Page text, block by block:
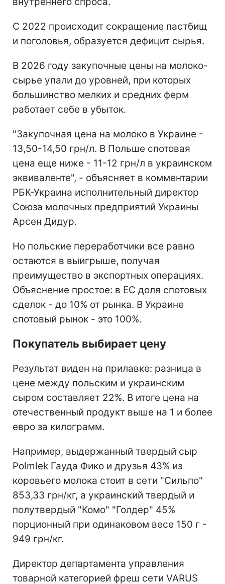
С 2022 происходит сокращение пастбищ
и поголовья, образуется дефицит сырья.
В 2026 году закупочные цены на молоко-
сырье упали до уровней, при которых
большинство мелких и средних ферм
работает себе в убыток.
"Закупочная цена на молоко в Украине -
13,50-14,50 грн/л. В Польше спотовая
цена еще ниже - 11-12 грн/л в украинском
эквиваленте", - объясняет в комментарии
РБК-Украина исполнительный директор
Союза молочных предприятий Украины
Арсен Дидур.
Но польские переработчики все равно
остаются в выигрыше, получая
преимущество в экспортных операциях.
Объяснение простое: в ЕС доля спотовых
сделок - до 10% от рынка. В Украине
спотовый рынок - это 100%.
Покупатель выбирает цену
Результат виден на прилавке: разница в
цене между польским и украинским
сыром составляет 22%. В итоге цена на
отечественный продукт выше на 1 и более
евро за килограмм.
Например, выдержанный твердый сыр
Polmlek Гауда Фико и друзья 43% из
коровьего молока стоит в сети "Сильпо"
853,33 грн/кг, а украинский твердый и
полутвердый "Комо" "Голдер" 45%
порционный при одинаковом весе 150 г -
949 грн/кг.
Директор департамента управления
товарной категорией фреш сети VARUS